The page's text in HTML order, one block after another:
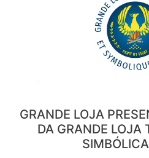
GRANDE LOJA
DA GRANDE LOJA
SIMBÓLICA